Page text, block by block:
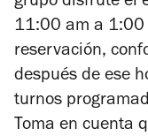
11:00 am a 1:00
reservación,
después de ese
turnos
Toma en cuenta